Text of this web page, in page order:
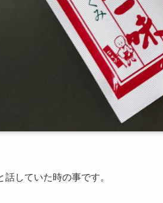
話していた時の事です。